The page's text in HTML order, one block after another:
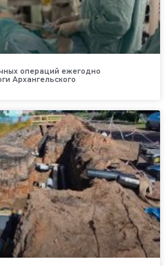
операций ежегодно
Архангельского